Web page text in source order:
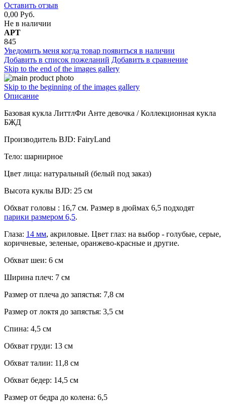
Оставить отзыв
0,00 Руб.
Не в наличии
АРТ
845
Уведомить меня когда товар появиться в наличии
Добавить в список пожеланий Добавить в сравнение
Skip to the end of the images gallery
Skip to the beginning of the images gallery
Описание
Базовая кукла ЛиттлФи Анте девочка / Коллекционная кукла
БЖД
Производитель BJD: FairyLand
Тело: шарнирное
Цвет лица: натуральный (белый под заказ)
Высота куклы BJD: 25 см
Обхват головы : 16,7 см. Размер в дюймах 6,5 подходят
парики размером 6,5.
Глаза: 14 мм, акриловые. Цвет глаз: на выбор - голубые, серые,
коричневые, зеленые, оранжево-красные и другие.
Обхват шеи: 6 см
Ширина плеч: 7 см
Размер от плеча до запястья: 7,8 см
Размер от локтя до запястья: 3,5 см
Спина: 4,5 см
Обхват груди: 13 см
Обхват талии: 11,8 см
Обхват бедер: 14,5 см
Размер от бедра до колена: 6,5